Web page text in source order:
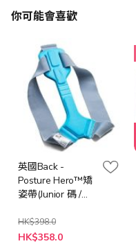
你可能會喜歡
英國Back -
Posture Hero™矯
姿帶(Junior 碼 /
HK$398.0
HK$358.0